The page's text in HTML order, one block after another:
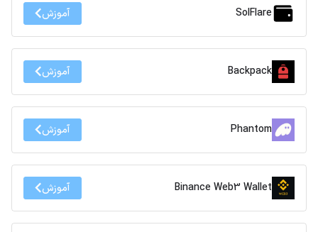
SolFlare آموزش
Backpack آموزش
Phantom آموزش
Binance Web3 Wallet آموزش